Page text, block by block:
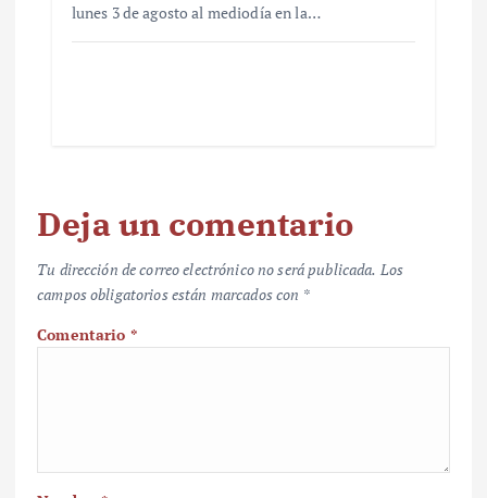
lunes 3 de agosto al mediodía en la…
Deja un comentario
Tu dirección de correo electrónico no será publicada. Los
campos obligatorios están marcados con *
Comentario *